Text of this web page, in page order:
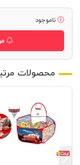
ناموجود
محصولات